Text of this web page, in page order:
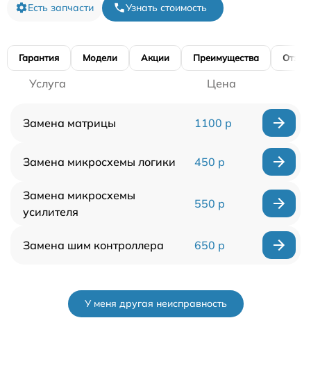
Есть запчасти Узнать стоимость
Гарантия Модели Акции Преимущества
Услуга Цена
Замена матрицы 1100 р
Замена микросхемы логики 450 р
Замена микросхемы
усилителя
550 р
Замена шим контроллера 650 р
У меня другая неисправность